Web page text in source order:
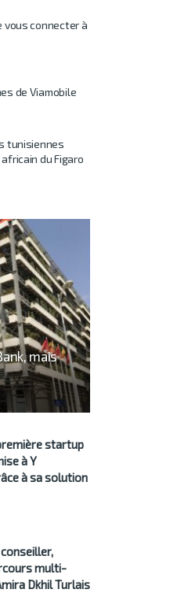
vous connecter à
de Viamobile
tunisiennes
du Figaro
mais
startup
à Y
à sa solution
multi-
Dkhil Turlais